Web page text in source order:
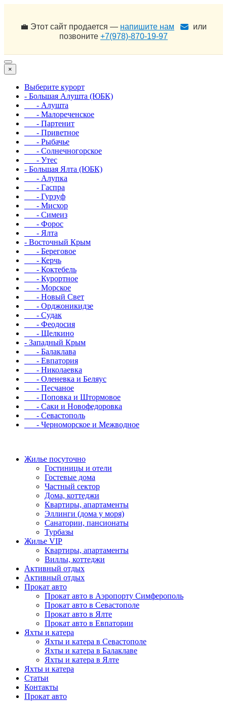
💼 Этот сайт продается — напишите нам
или
позвоните +7(978)-870-19-97
×
Выберите курорт
- Большая Алушта (ЮБК)
- Алушта
- Малореченское
- Партенит
- Приветное
- Рыбачье
- Солнечногорское
- Утес
- Большая Ялта (ЮБК)
- Алупка
- Гаспра
- Гурзуф
- Мисхор
- Симеиз
- Форос
- Ялта
- Восточный Крым
- Береговое
- Керчь
- Коктебель
- Курортное
- Морское
- Новый Свет
- Орджоникидзе
- Судак
- Феодосия
- Щелкино
- Западный Крым
- Балаклава
- Евпатория
- Николаевка
- Оленевка и Беляус
- Песчаное
- Поповка и Штормовое
- Саки и Новофедоровка
- Севастополь
- Черноморское и Межводное
Жилье посуточно
Гостиницы и отели
Гостевые дома
Частный сектор
Дома, коттеджи
Квартиры, апартаменты
Эллинги (дома у моря)
Санатории, пансионаты
Турбазы
Жилье VIP
Квартиры, апартаменты
Виллы, коттеджи
Активный отдых
Активный отдых
Прокат авто
Прокат авто в Аэропорту Симферополь
Прокат авто в Севастополе
Прокат авто в Ялте
Прокат авто в Евпатории
Яхты и катера
Яхты и катера в Севастополе
Яхты и катера в Балаклаве
Яхты и катера в Ялте
Яхты и катера
Статьи
Контакты
Прокат авто